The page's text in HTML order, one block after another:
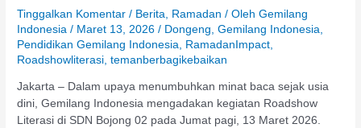
Tinggalkan Komentar / Berita Ramadan / OlehGemilang
Indonesia/ Maret 13, 2026/ Dongeng ,Gemilang Indonesia
Pendidikan Gemilang Indonesia
RamadanImpact
Roadshowliterasi ,temanberbagikebaikan
Jakarta – Dalam upaya menumbuhkan minat baca sejak usia
dini, Gemilang Indonesia mengadakan kegiatan Roadshow
Literasi di SDN Bojong 02 pada Jumat pagi, 13 Maret 2026.